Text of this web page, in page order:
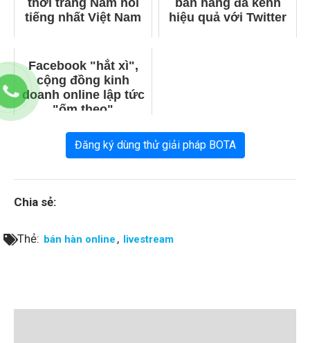
tiếng nhất Việt Nam
hiệu quả với Twitter
Facebook "hắt xì",
cộng đồng kinh
doanh online lập tức
"ốm theo"
Đăng ký dùng thử giải pháp BOTA
Chia sẻ:
Thẻ: bán hàn online , livestream